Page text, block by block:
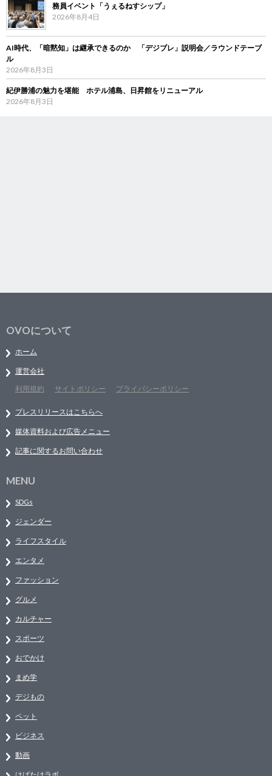
務員イベント「うぇるねすシップ」
2026年8月4日
AI時代、「暗黙知」は継承できるのか 「デジブレ」説明会／ラウンドテーブ
ル
2026年8月3日
紀伊勝浦の魅力を堪能 ホテル浦島、日昇館をリニューアル
2026年8月3日
OVOについて
ホーム
運営会社
利用規約
サイトポリシー プライバシーポリシー
プレスリリースはこちらへ
媒体資料および広告メニュー
記事に関するお問い合わせ
MENU
SDGs
ジェンダー
ライフスタイル
エンタメ
ファッション
グルメ
カルチャー
スポーツ
おでかけ
まめ学
デジもの
ペット
ビジネス
動画